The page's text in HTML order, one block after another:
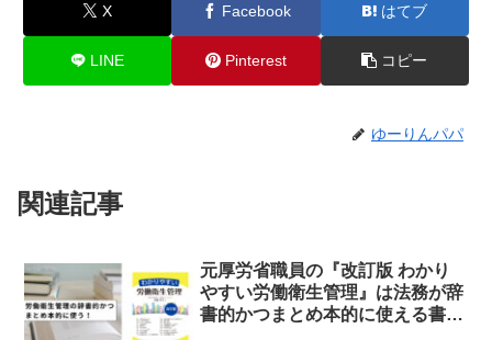
X Facebook はてブ
LINE Pinterest コピー
ゆーりんパパ
関連記事
元厚労省職員の『改訂版 わかり
やすい労働衛生管理』は法務が辞
書的かつまとめ本的に使える書籍